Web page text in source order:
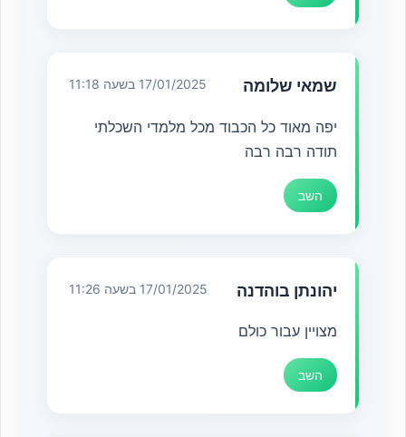
שמאי שלומה 17/01/2025 בשעה 11:18
יפה מאוד כל הכבוד מכל מלמדי השכלתי
תודה רבה רבה
השב
יהונתן בוהדנה 17/01/2025 בשעה 11:26
מצויין עבור כולם
השב